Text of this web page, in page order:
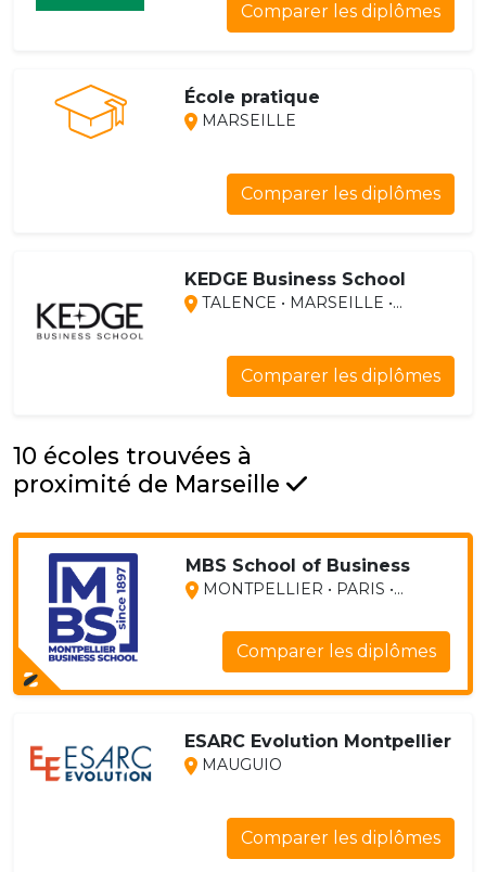
Comparer les diplômes
École pratique
MARSEILLE
Comparer les diplômes
KEDGE Business School
TALENCE • MARSEILLE •...
Comparer les diplômes
10 écoles trouvées à
proximité de Marseille
MBS School of Business
MONTPELLIER • PARIS •...
Comparer les diplômes
ESARC Evolution Montpellier
MAUGUIO
Comparer les diplômes